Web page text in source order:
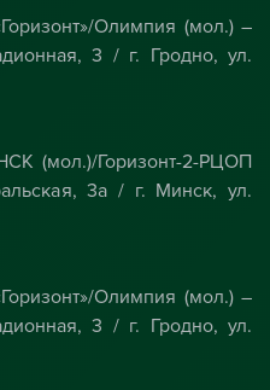
Олимпия (мол.) –
3 / г. Гродно, ул.
(мол.)/Горизонт-2-РЦОП
3а / г. Минск, ул.
Олимпия (мол.) –
3 / г. Гродно, ул.